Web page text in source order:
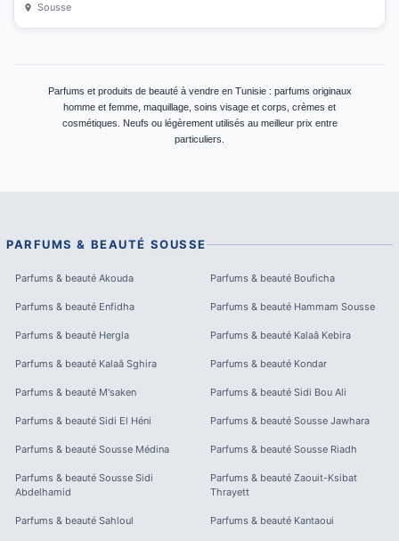
Sousse
Parfums et produits de beauté à vendre en Tunisie : parfums originaux
homme et femme, maquillage, soins visage et corps, crèmes et
cosmétiques. Neufs ou légèrement utilisés au meilleur prix entre
particuliers.
PARFUMS & BEAUTÉ SOUSSE
Parfums & beauté Akouda Parfums & beauté Bouficha
Parfums & beauté Enfidha Parfums & beauté Hammam Sousse
Parfums & beauté Hergla Parfums & beauté Kalaâ Kebira
Parfums & beauté Kalaâ Sghira Parfums & beauté Kondar
Parfums & beauté M'saken Parfums & beauté Sidi Bou Ali
Parfums & beauté Sidi El Héni Parfums & beauté Sousse Jawhara
Parfums & beauté Sousse Médina Parfums & beauté Sousse Riadh
Parfums & beauté Sousse Sidi
Abdelhamid
Parfums & beauté Zaouit-Ksibat
Thrayett
Parfums & beauté Sahloul Parfums & beauté Kantaoui